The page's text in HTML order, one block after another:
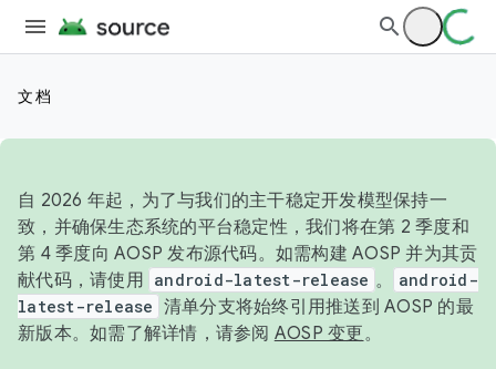
文档
自 2026 年起，为了与我们的主干稳定开发模型保持一
致，并确保生态系统的平台稳定性，我们将在第 2 季度和
第 4 季度向 AOSP 发布源代码。如需构建 AOSP 并为其贡
献代码，请使用 android-latest-release 。
android-
latest-release 清单分支将始终引用推送到 AOSP 的最
新版本。如需了解详情，请参阅 AOSP 变更。